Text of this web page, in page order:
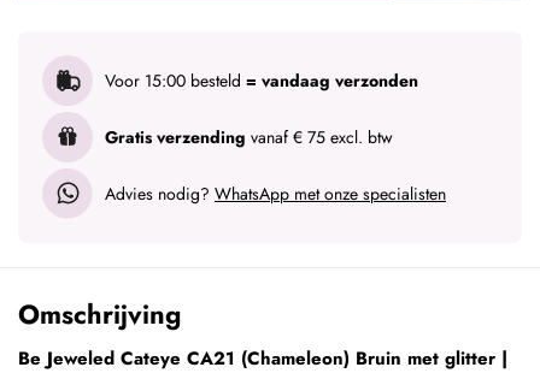
Voor 15:00 besteld = vandaag verzonden
Gratis verzending vanaf € 75 excl. btw
Advies nodig? WhatsApp met onze specialisten
Omschrijving
Be Jeweled Cateye CA21 (Chameleon) Bruin met glitter |